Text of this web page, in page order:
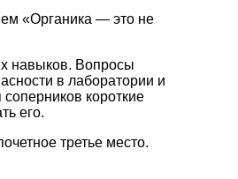
«Органика — это не
навыков. Вопросы
в лаборатории и
короткие
его.
третье место.